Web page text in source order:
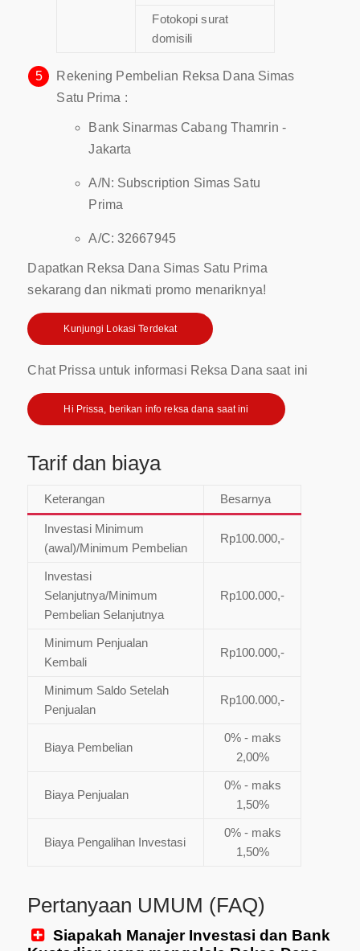
Fotokopi surat
domisili
5
Rekening Pembelian Reksa Dana Simas
Satu Prima :
Bank Sinarmas Cabang Thamrin -
Jakarta
A/N: Subscription Simas Satu
Prima
A/C: 32667945
Dapatkan Reksa Dana Simas Satu Prima
sekarang dan nikmati promo menariknya!
Kunjungi Lokasi Terdekat
Chat Prissa untuk informasi Reksa Dana saat ini
Hi Prissa, berikan info reksa dana saat ini
Tarif dan biaya
Keterangan Besarnya
Investasi Minimum
(awal)/Minimum Pembelian
Rp100.000,-
Investasi
Selanjutnya/Minimum
Pembelian Selanjutnya
Rp100.000,-
Minimum Penjualan
Kembali
Rp100.000,-
Minimum Saldo Setelah
Penjualan
Rp100.000,-
Biaya Pembelian
0% - maks
2,00%
Biaya Penjualan
0% - maks
1,50%
Biaya Pengalihan Investasi
0% - maks
1,50%
Pertanyaan UMUM (FAQ)
 Siapakah Manajer Investasi dan Bank